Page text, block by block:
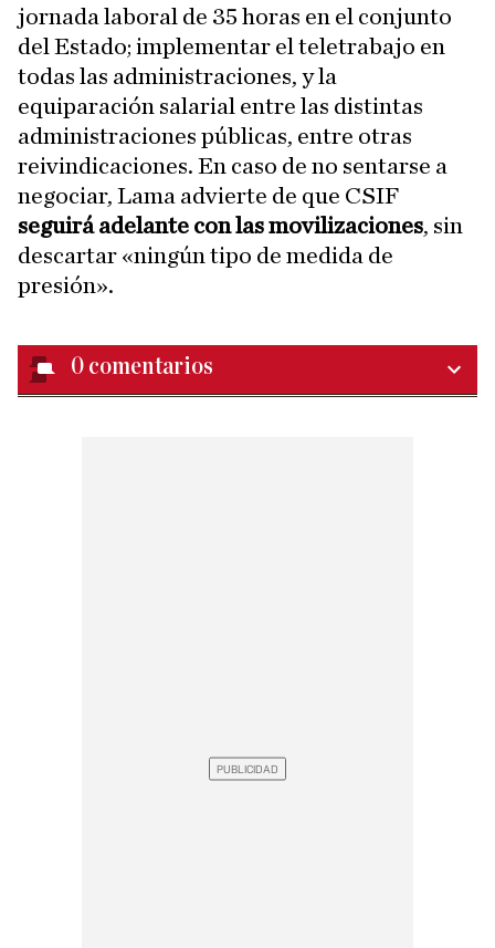
jornada laboral de 35 horas en el conjunto
del Estado; implementar el teletrabajo en
todas las administraciones, y la
equiparación salarial entre las distintas
administraciones públicas, entre otras
reivindicaciones. En caso de no sentarse a
negociar, Lama advierte de que CSIF
seguirá adelante con las movilizaciones, sin
descartar «ningún tipo de medida de
presión».
0 comentarios